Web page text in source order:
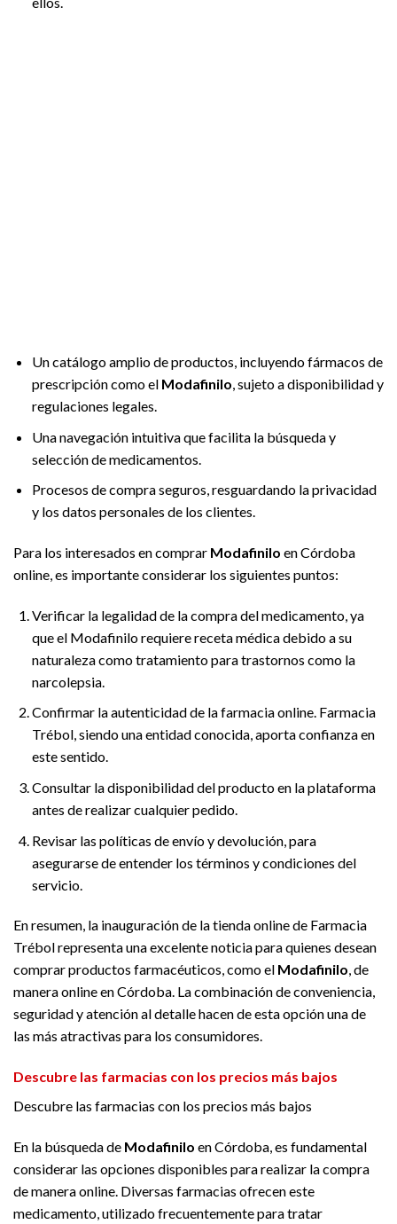
Un catálogo amplio de productos, incluyendo fármacos de
prescripción como el Modafinilo, sujeto a disponibilidad y
regulaciones legales.
Una navegación intuitiva que facilita la búsqueda y
selección de medicamentos.
Procesos de compra seguros, resguardando la privacidad
y los datos personales de los clientes.
Para los interesados en comprar Modafinilo en Córdoba
online, es importante considerar los siguientes puntos:
Verificar la legalidad de la compra del medicamento, ya
que el Modafinilo requiere receta médica debido a su
naturaleza como tratamiento para trastornos como la
narcolepsia.
Confirmar la autenticidad de la farmacia online. Farmacia
Trébol, siendo una entidad conocida, aporta confianza en
este sentido.
Consultar la disponibilidad del producto en la plataforma
antes de realizar cualquier pedido.
Revisar las políticas de envío y devolución, para
asegurarse de entender los términos y condiciones del
servicio.
En resumen, la inauguración de la tienda online de Farmacia
Trébol representa una excelente noticia para quienes desean
comprar productos farmacéuticos, como el Modafinilo, de
manera online en Córdoba. La combinación de conveniencia,
seguridad y atención al detalle hacen de esta opción una de
las más atractivas para los consumidores.
Descubre las farmacias con los precios más bajos
Descubre las farmacias con los precios más bajos
En la búsqueda de Modafinilo en Córdoba, es fundamental
considerar las opciones disponibles para realizar la compra
de manera online. Diversas farmacias ofrecen este
medicamento, utilizado frecuentemente para tratar